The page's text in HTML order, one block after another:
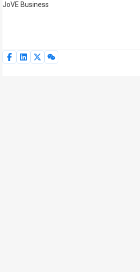
JoVE Business